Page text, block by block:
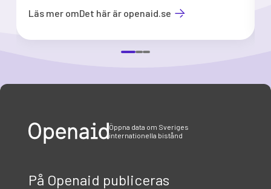
Läs mer omDet här är openaid.se
Öppna data om Sveriges
internationella bistånd
På Openaid publiceras